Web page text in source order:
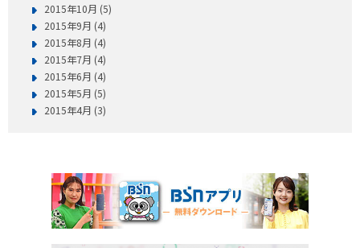
2015年10月 (5)
2015年9月 (4)
2015年8月 (4)
2015年7月 (4)
2015年6月 (4)
2015年5月 (5)
2015年4月 (3)